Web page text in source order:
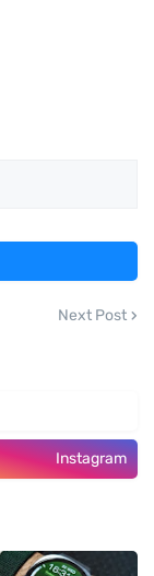
Next Post
Instagram